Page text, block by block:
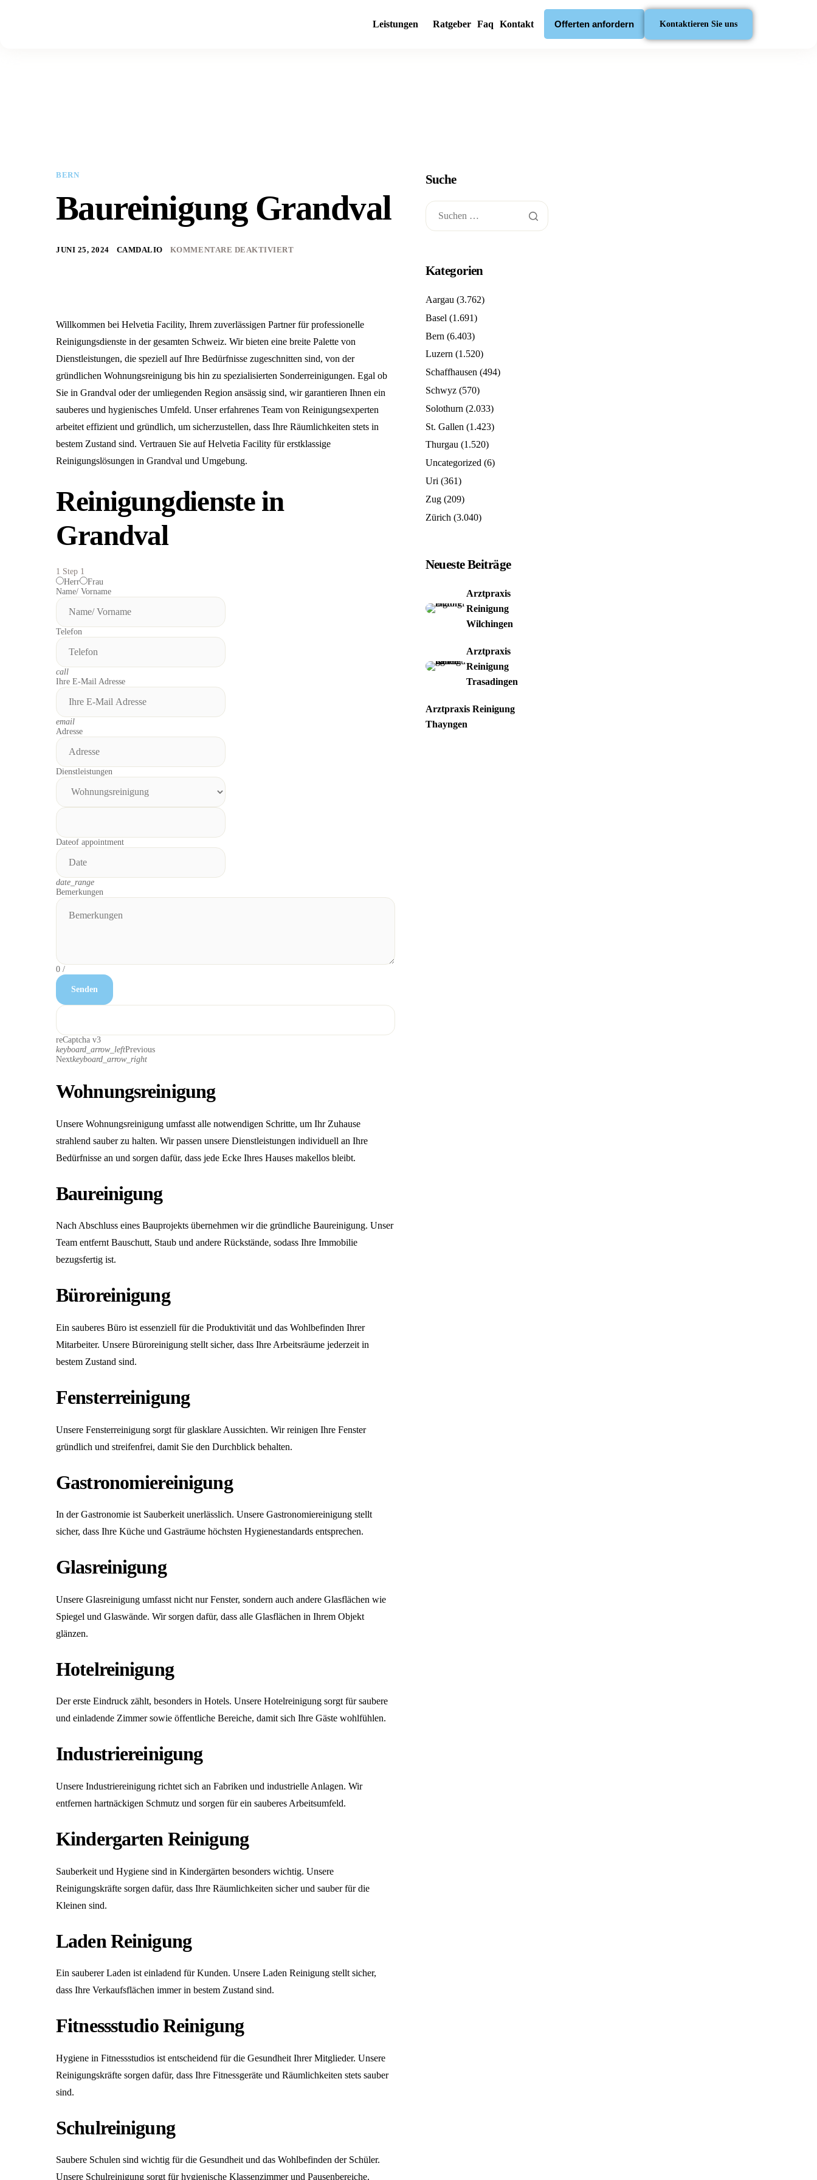
Leistungen Ratgeber Faq Kontakt Offerten anfordern Kontaktieren Sie uns
BERN
Baureinigung Grandval
JUNI 25, 2024 CAMDALIO KOMMENTARE DEAKTIVIERT
Willkommen bei Helvetia Facility, Ihrem zuverlässigen Partner für professionelle
Reinigungsdienste in der gesamten Schweiz. Wir bieten eine breite Palette von
Dienstleistungen, die speziell auf Ihre Bedürfnisse zugeschnitten sind, von der
gründlichen Wohnungsreinigung bis hin zu spezialisierten Sonderreinigungen. Egal ob
Sie in Grandval oder der umliegenden Region ansässig sind, wir garantieren Ihnen ein
sauberes und hygienisches Umfeld. Unser erfahrenes Team von Reinigungsexperten
arbeitet effizient und gründlich, um sicherzustellen, dass Ihre Räumlichkeiten stets in
bestem Zustand sind. Vertrauen Sie auf Helvetia Facility für erstklassige
Reinigungslösungen in Grandval und Umgebung.
Reinigungdienste in
Grandval
1 Step 1
Herr
Frau
Name/ Vorname
Telefon
call
Ihre E-Mail Adresse
email
Adresse
Dienstleistungen
Dateof appointment
date_range
Bemerkungen
0 /
Senden
reCaptcha v3
keyboard_arrow_leftPrevious
Nextkeyboard_arrow_right
Wohnungsreinigung
Unsere Wohnungsreinigung umfasst alle notwendigen Schritte, um Ihr Zuhause
strahlend sauber zu halten. Wir passen unsere Dienstleistungen individuell an Ihre
Bedürfnisse an und sorgen dafür, dass jede Ecke Ihres Hauses makellos bleibt.
Baureinigung
Nach Abschluss eines Bauprojekts übernehmen wir die gründliche Baureinigung. Unser
Team entfernt Bauschutt, Staub und andere Rückstände, sodass Ihre Immobilie
bezugsfertig ist.
Büroreinigung
Ein sauberes Büro ist essenziell für die Produktivität und das Wohlbefinden Ihrer
Mitarbeiter. Unsere Büroreinigung stellt sicher, dass Ihre Arbeitsräume jederzeit in
bestem Zustand sind.
Fensterreinigung
Unsere Fensterreinigung sorgt für glasklare Aussichten. Wir reinigen Ihre Fenster
gründlich und streifenfrei, damit Sie den Durchblick behalten.
Gastronomiereinigung
In der Gastronomie ist Sauberkeit unerlässlich. Unsere Gastronomiereinigung stellt
sicher, dass Ihre Küche und Gasträume höchsten Hygienestandards entsprechen.
Glasreinigung
Unsere Glasreinigung umfasst nicht nur Fenster, sondern auch andere Glasflächen wie
Spiegel und Glaswände. Wir sorgen dafür, dass alle Glasflächen in Ihrem Objekt
glänzen.
Hotelreinigung
Der erste Eindruck zählt, besonders in Hotels. Unsere Hotelreinigung sorgt für saubere
und einladende Zimmer sowie öffentliche Bereiche, damit sich Ihre Gäste wohlfühlen.
Industriereinigung
Unsere Industriereinigung richtet sich an Fabriken und industrielle Anlagen. Wir
entfernen hartnäckigen Schmutz und sorgen für ein sauberes Arbeitsumfeld.
Kindergarten Reinigung
Sauberkeit und Hygiene sind in Kindergärten besonders wichtig. Unsere
Reinigungskräfte sorgen dafür, dass Ihre Räumlichkeiten sicher und sauber für die
Kleinen sind.
Laden Reinigung
Ein sauberer Laden ist einladend für Kunden. Unsere Laden Reinigung stellt sicher,
dass Ihre Verkaufsflächen immer in bestem Zustand sind.
Fitnessstudio Reinigung
Hygiene in Fitnessstudios ist entscheidend für die Gesundheit Ihrer Mitglieder. Unsere
Reinigungskräfte sorgen dafür, dass Ihre Fitnessgeräte und Räumlichkeiten stets sauber
sind.
Schulreinigung
Saubere Schulen sind wichtig für die Gesundheit und das Wohlbefinden der Schüler.
Unsere Schulreinigung sorgt für hygienische Klassenzimmer und Pausenbereiche.
Suche
Kategorien
Aargau (3.762)
Basel (1.691)
Bern (6.403)
Luzern (1.520)
Schaffhausen (494)
Schwyz(570)
Solothurn (2.033)
St. Gallen (1.423)
Thurgau (1.520)
Uncategorized (6)
Uri (361)
Zug(209)
Zürich (3.040)
Neueste Beiträge
Arztpraxis
Reinigung
Wilchingen
Arztpraxis
Reinigung
Trasadingen
Arztpraxis Reinigung
Thayngen